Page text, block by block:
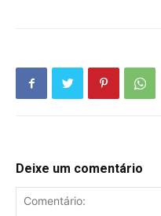
Deixe um comentário